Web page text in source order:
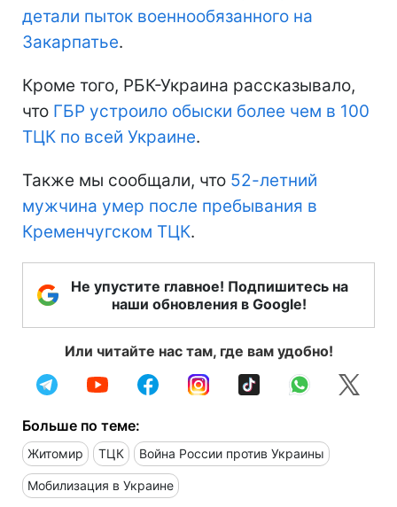
детали пыток военнообязанного на
Закарпатье.
Кроме того, РБК-Украина рассказывало,
что ГБР устроило обыски более чем в 100
ТЦК по всей Украине.
Также мы сообщали, что 52-летний
мужчина умер после пребывания в
Кременчугском ТЦК.
Не упустите главное! Подпишитесь на
наши обновления в Google!
Или читайте нас там, где вам удобно!
Больше по теме:
Житомир ТЦК Война России против Украины
Мобилизация в Украине